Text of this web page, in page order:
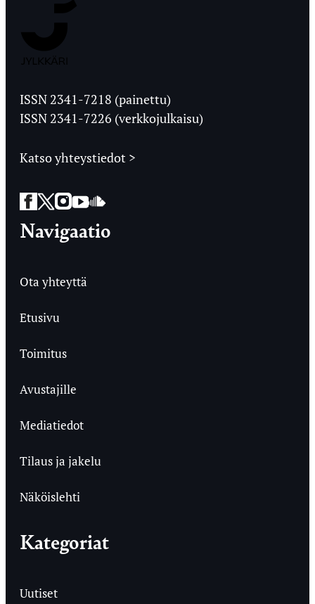
Ylioppilaslehti
ISSN 2341-7218 (painettu)
ISSN 2341-7226 (verkkojulkaisu)
Katso yhteystiedot >
Facebook
Twitter
Instagram
YouTube
SoundCloud
Navigaatio
Ota yhteyttä
Etusivu
Toimitus
Avustajille
Mediatiedot
Tilaus ja jakelu
Näköislehti
Kategoriat
Uutiset